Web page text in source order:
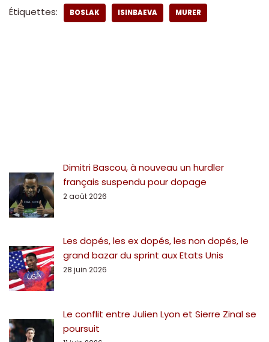
Étiquettes: BOSLAK ISINBAEVA MURER
Dimitri Bascou, à nouveau un hurdler
français suspendu pour dopage
2 août 2026
Les dopés, les ex dopés, les non dopés, le
grand bazar du sprint aux Etats Unis
28 juin 2026
Le conflit entre Julien Lyon et Sierre Zinal se
poursuit